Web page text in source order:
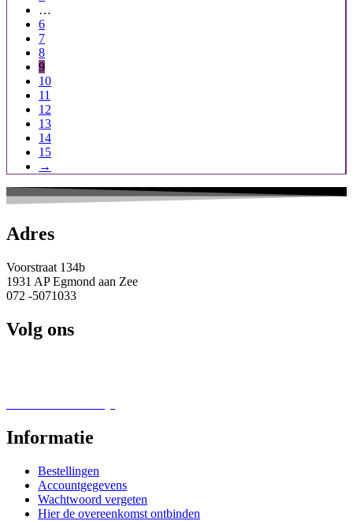
…
6
7
8
9
10
11
12
13
14
15
→
Adres
Voorstraat 134b
1931 AP Egmond aan Zee
072 -5071033
Volg ons
Informatie
Bestellingen
Accountgegevens
Wachtwoord vergeten
Hier de overeenkomst ontbinden